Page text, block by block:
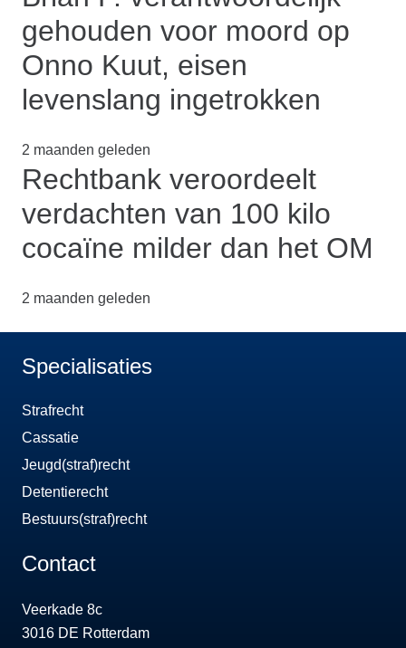
gehouden voor moord op
Onno Kuut, eisen
levenslang ingetrokken
2 maanden geleden
Rechtbank veroordeelt
verdachten van 100 kilo
cocaïne milder dan het OM
2 maanden geleden
Specialisaties
Strafrecht
Cassatie
Jeugd(straf)recht
Detentierecht
Bestuurs(straf)recht
Contact
Veerkade 8c
3016 DE Rotterdam